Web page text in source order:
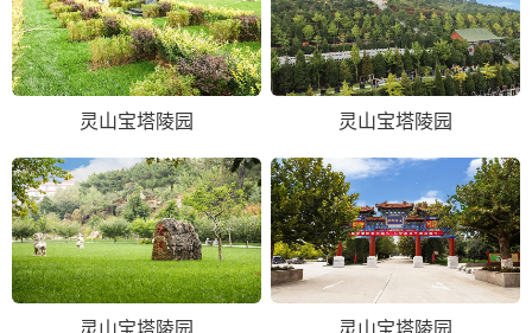
灵山宝塔陵园 灵山宝塔陵园
灵山宝塔陵园 灵山宝塔陵园